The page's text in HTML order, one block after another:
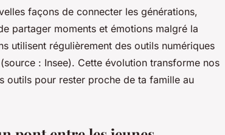
façons de connecter les générations,
partager moments et émotions malgré la
utilisent régulièrement des outils numériques
: Insee). Cette évolution transforme nos
outils pour rester proche de ta famille au